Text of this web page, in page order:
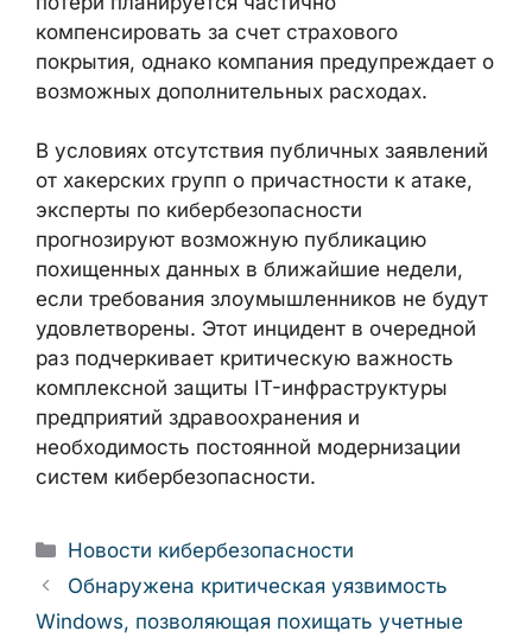
компенсировать за счет страхового
покрытия, однако компания предупреждает о
возможных дополнительных расходах.
В условиях отсутствия публичных заявлений
от хакерских групп о причастности к атаке,
эксперты по кибербезопасности
прогнозируют возможную публикацию
похищенных данных в ближайшие недели,
если требования злоумышленников не будут
удовлетворены. Этот инцидент в очередной
раз подчеркивает критическую важность
комплексной защиты IT-инфраструктуры
предприятий здравоохранения и
необходимость постоянной модернизации
систем кибербезопасности.
Рубрики
Новости кибербезопасности
Обнаружена критическая уязвимость
Windows, позволяющая похищать учетные